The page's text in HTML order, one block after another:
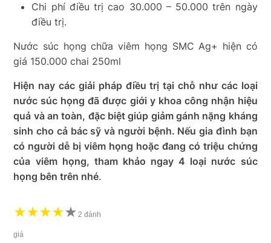
Chi phí điều trị cao 30.000 – 50.000 trên ngày
điều trị.
Nước súc họng chữa viêm họng SMC Ag+ hiện có
giá 150.000 chai 250ml
Hiện nay các giải pháp điều trị tại chỗ như các loại
nước súc họng đã được giới y khoa công nhận hiệu
quả và an toàn, đặc biệt giúp giảm gánh nặng kháng
sinh cho cả bác sỹ và người bệnh. Nếu gia đình bạn
có người dễ bị viêm họng hoặc đang có triệu chứng
của viêm họng, tham khảo ngay 4 loại nước súc
họng bên trên nhé.
★★★★★
★ 2 đánh
giá